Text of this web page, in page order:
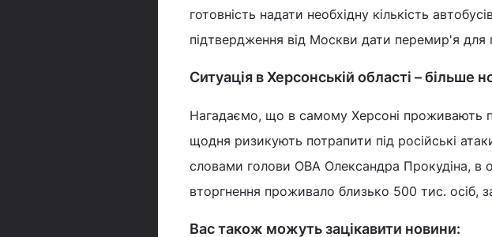
готовність надати необхідну кількість
підтвердження від Москви дати перемир'я для
Ситуація в Херсонській області – більше
Нагадаємо, що в самому Херсоні проживають
щодня ризикують потрапити під російські
словами голови ОВА Олександра Прокудіна, в
вторгнення проживало близько 500 тис. осіб,
Вас також можуть зацікавити новини: